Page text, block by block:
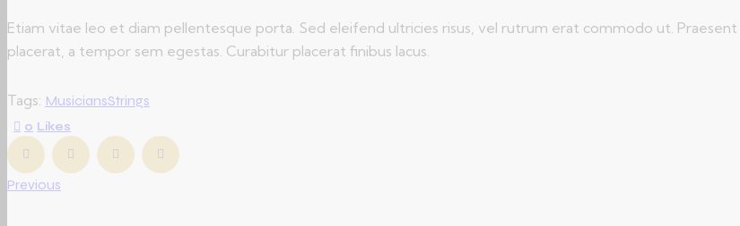
Etiam vitae leo et diam pellentesque porta. Sed eleifend ultricies risus, vel rutrum erat commodo ut. Praesent
placerat, a tempor sem egestas. Curabitur placerat finibus lacus.
Tags: MusiciansStrings
0 Likes
POST
Previous